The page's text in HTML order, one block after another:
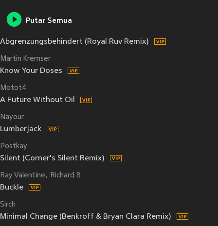
Putar Semua
Abgrenzungsbehindert (Royal Ruv Remix)
Martin Kremser
Know Your Doses
Motot4
A Future Without Oil
Nayour
Lumberjack
Postkay
Silent (Corner's Silent Remix)
Ray Valentine Richard B
Buckle
Sirch
Minimal Change (Benkroff & Bryan Clara Remix)